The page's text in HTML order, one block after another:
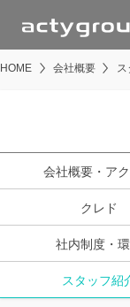
HOME 会社概要 ス
会社概要・ア
クレド
社内制度・
スタッフ紹